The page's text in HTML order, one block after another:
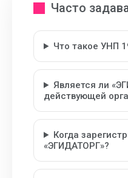
Часто
Что такое УНП
Является ли
действующей
Когда
«ЭГИДАТОРГ»?